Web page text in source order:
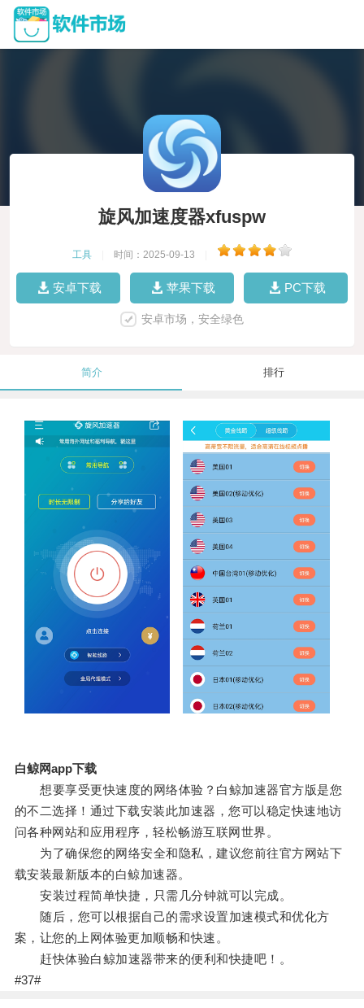
旋风加速度器xfuspw
工具 时间：2025-09-13
安卓下载 苹果下载 PC下载
安卓市场，安全绿色
简介 排行
白鲸网app下载
想要享受更快速度的网络体验？白鲸加速器官方版是您
的不二选择！通过下载安装此加速器，您可以稳定快速地访
问各种网站和应用程序，轻松畅游互联网世界。
为了确保您的网络安全和隐私，建议您前往官方网站下
载安装最新版本的白鲸加速器。
安装过程简单快捷，只需几分钟就可以完成。
随后，您可以根据自己的需求设置加速模式和优化方
案，让您的上网体验更加顺畅和快速。
赶快体验白鲸加速器带来的便利和快捷吧！。
#37#